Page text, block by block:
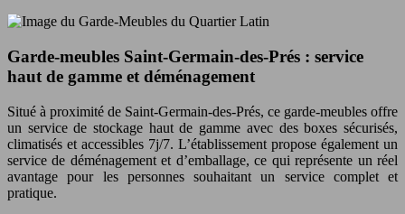
Garde-meubles Saint-Germain-des-Prés : service
haut de gamme et déménagement
Situé à proximité de Saint-Germain-des-Prés, ce garde-meubles offre
un service de stockage haut de gamme avec des boxes sécurisés,
climatisés et accessibles 7j/7. L’établissement propose également un
service de déménagement et d’emballage, ce qui représente un réel
avantage pour les personnes souhaitant un service complet et
pratique.